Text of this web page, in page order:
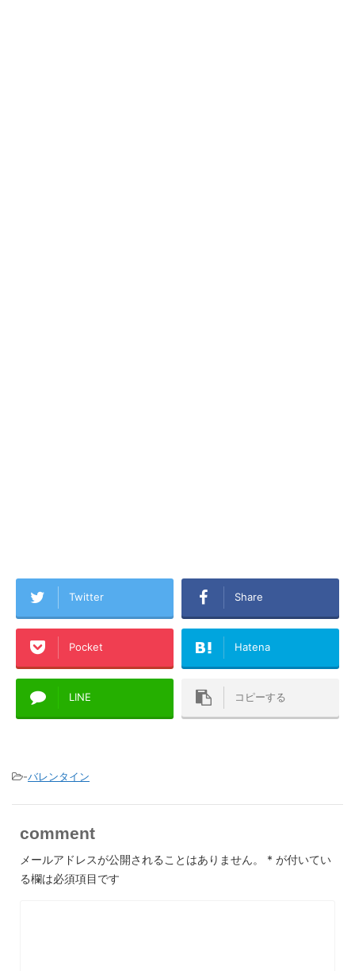
Twitter Share
Pocket Hatena
LINE コピーする
-バレンタイン
comment
メールアドレスが公開されることはありません。 * が付いてい
る欄は必須項目です